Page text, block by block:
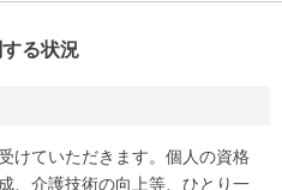
る状況
けていただきます。個人の資格
、介護技術の向上等、ひとり一